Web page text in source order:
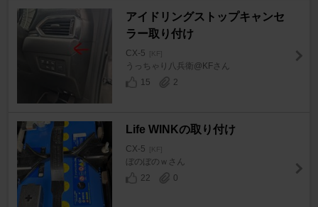
アイドリングストップキャンセ
ラー取り付け
CX-5 [KF]
うっちゃり八兵衛@KFさん
15
2
Life WINKの取り付け
CX-5 [KF]
ぼのぼのｗさん
22
0